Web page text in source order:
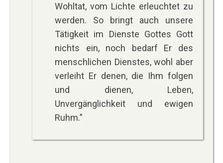
Wohltat, vom Lichte erleuchtet zu
werden. So bringt auch unsere
Tätigkeit im Dienste Gottes Gott
nichts ein, noch bedarf Er des
menschlichen Dienstes, wohl aber
verleiht Er denen, die Ihm folgen
und dienen, Leben,
Unvergänglichkeit und ewigen
Ruhm.”